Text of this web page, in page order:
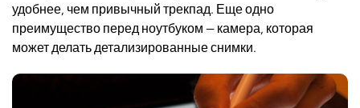
удобнее, чем привычный трекпад. Еще одно
преимущество перед ноутбуком — камера, которая
может делать детализированные снимки.